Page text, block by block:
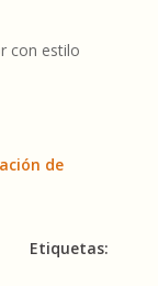
con estilo
de
Etiquetas: